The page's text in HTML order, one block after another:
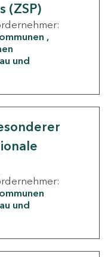
(ZSP)
und
und